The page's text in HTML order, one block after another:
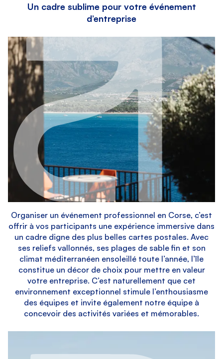
Un cadre sublime pour votre événement
d’entreprise
Organiser un événement professionnel en Corse, c’est
offrir à vos participants une expérience immersive dans
un cadre digne des plus belles cartes postales. Avec
ses reliefs vallonnés, ses plages de sable fin et son
climat méditerranéen ensoleillé toute l’année, l’île
constitue un décor de choix pour mettre en valeur
votre entreprise. C’est naturellement que cet
environnement exceptionnel stimule l’enthousiasme
des équipes et invite également notre équipe à
concevoir des activités variées et mémorables.